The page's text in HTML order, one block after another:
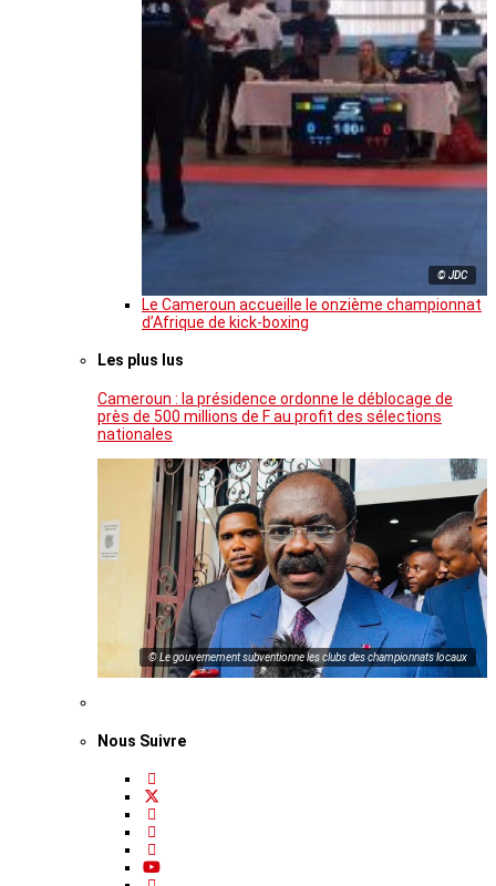
© JDC
Le Cameroun accueille le onzième championnat
d’Afrique de kick-boxing
Les plus lus
Cameroun : la présidence ordonne le déblocage de
près de 500 millions de F au profit des sélections
nationales
© Le gouvernement subventionne les clubs des championnats locaux
Nous Suivre